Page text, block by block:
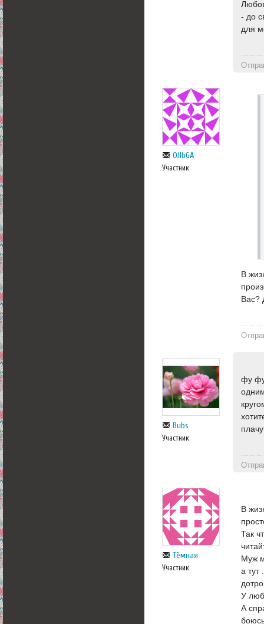
- до
для
OJlbGA
Участник
В
Вас?
Bubs
Участник
фу
Тёмная
Участник
В
Так
Муж
а тут
У
А